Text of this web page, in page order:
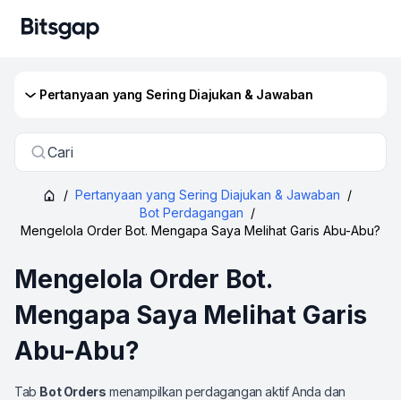
Pertanyaan yang Sering Diajukan & Jawaban
Cari
/ Pertanyaan yang Sering Diajukan & Jawaban /
Bot Perdagangan /
Mengelola Order Bot. Mengapa Saya Melihat Garis Abu-Abu?
Mengelola Order Bot.
Mengapa Saya Melihat Garis
Abu-Abu?
Tab Bot Orders menampilkan perdagangan aktif Anda dan